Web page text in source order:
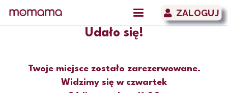
ZALOGUJ
Udało się!
Twoje miejsce zostało zarezerwowane.
Widzimy się w czwartek